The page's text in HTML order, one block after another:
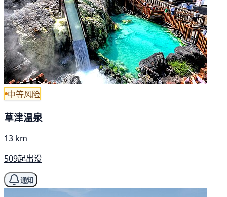
中等风险
草津温泉
13 km
509起出没
通知